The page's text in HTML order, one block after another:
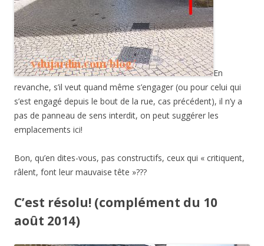
En
revanche, s’il veut quand même s’engager (ou pour celui qui
s’est engagé depuis le bout de la rue, cas précédent), il n’y a
pas de panneau de sens interdit, on peut suggérer les
emplacements ici!
Bon, qu’en dites-vous, pas constructifs, ceux qui « critiquent,
râlent, font leur mauvaise tête »???
C’est résolu! (complément du 10
août 2014)